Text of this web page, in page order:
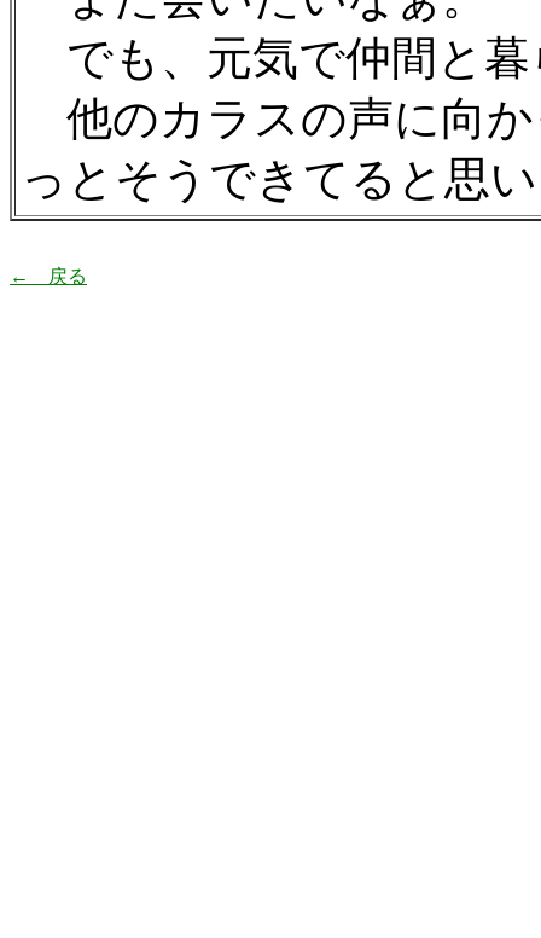
でも、元気で仲間と
他のカラスの声に向
っとそうできてると思
← 戻る